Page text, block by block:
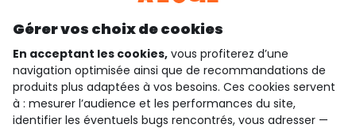
qui sommes-nous ?
besoin d'aide ?
Gérer vos choix de cookies
En acceptant les cookies, vous profiterez d’une
navigation optimisée ainsi que de recommandations de
produits plus adaptées à vos besoins. Ces cookies servent
à : mesurer l’audience et les performances du site,
identifier les éventuels bugs rencontrés, vous adresser —